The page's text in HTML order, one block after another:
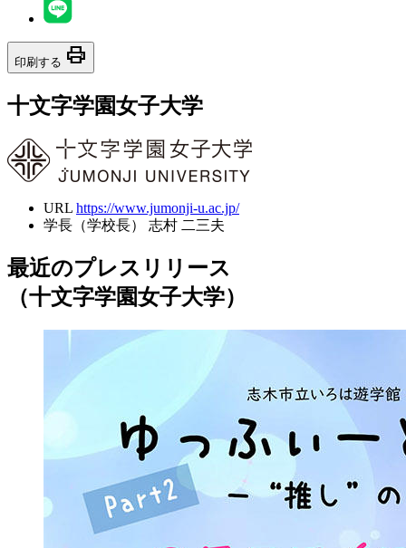
印刷する print
十文字学園女子大学
URL https://www.jumonji-u.ac.jp/
学長（学校長）
志村 二三夫
最近のプレスリリース
（十文字学園女子大学）